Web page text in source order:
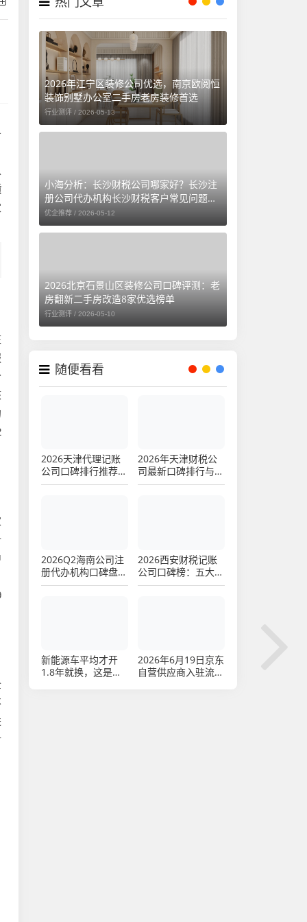
2026年江宁区装修公司优选，南京欧阅恒
装饰别墅办公室二手房老房装修首选
行业测评 / 2026-05-13
小海分析：长沙财税公司哪家好？长沙注
册公司代办机构长沙财税客户常见问题汇
总（长沙勤和财务专属解答）
优企推荐 / 2026-05-12
2026北京石景山区装修公司口碑评测：老
房翻新二手房改造8家优选榜单
行业测评 / 2026-05-10
随便看看
2026天津代理记账
公司口碑排行推荐，
八大优选品牌
2026年天津财税公
司最新口碑排行与选
择终极评测（Top 3)
2026Q2海南公司注
册代办机构口碑盘
点，流程解析与财税
2026西安财税记账
公司口碑榜：五大品
牌综合评测优选指南
新能源车平均才开
1.8年就换，这是买
2026年6月19日京东
自营供应商入驻流程